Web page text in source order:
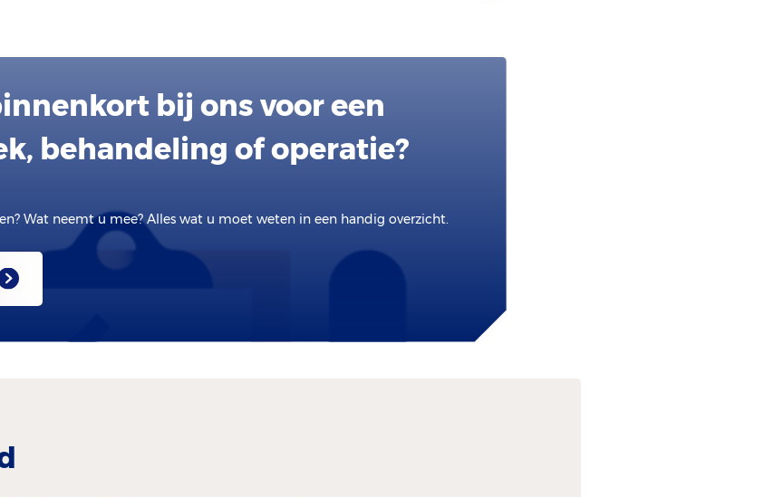
bij ons voor een
behandeling of operatie?
Wat neemt u mee? Alles wat u moet weten in een handig overzicht.